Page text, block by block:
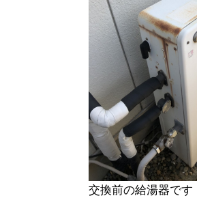
交換前の給湯器です